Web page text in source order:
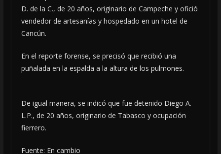
D. de la C., de 20 años, originario de Campeche y ofició
vendedor de artesanías y hospedado en un hotel de
Cancún.
En el reporte forense, se precisó que recibió una
puñalada en la espalda a la altura de los pulmones.
De igual manera, se indicó que fue detenido Diego A.
L.P., de 20 años, originario de Tabasco y ocupación
fierrero.
Fuente: En cambio